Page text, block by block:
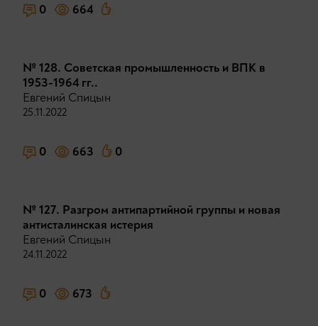
0 664
№ 128. Советская промышленность и ВПК в
1953-1964 гг..
Евгений Спицын
25.11.2022
0 663 0
№ 127. Разгром антипартийной группы и новая
антисталинская истерия
Евгений Спицын
24.11.2022
0 673